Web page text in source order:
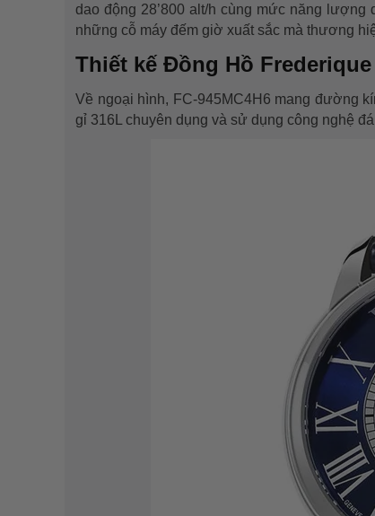
dao động 28’800 alt/h cùng mức năng
những cỗ máy đếm giờ xuất sắc mà thương
Thiết kế Đồng Hồ Frederique
Về ngoại hình, FC-945MC4H6 mang đường
gỉ 316L chuyên dụng và sử dụng công nghệ